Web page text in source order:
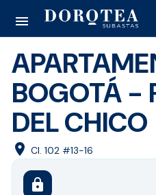
menu
BOGOTÁ -
DEL CHICO
location_on Cl. 102 #13-16
lock